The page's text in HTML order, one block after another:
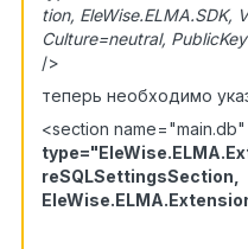
tion, EleWise.ELMA.SDK,
Culture=neutral,
/>
теперь необходимо
<section name="main.db"
reSQLSettingsSection,